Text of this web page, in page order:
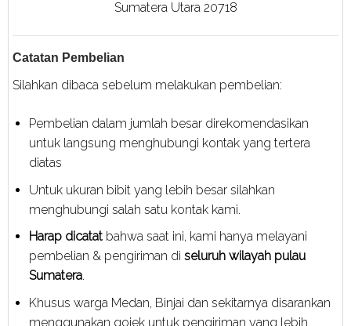
Sumatera Utara 20718
Catatan Pembelian
Silahkan dibaca sebelum melakukan pembelian:
Pembelian dalam jumlah besar direkomendasikan
untuk langsung menghubungi kontak yang tertera
diatas
Untuk ukuran bibit yang lebih besar silahkan
menghubungi salah satu kontak kami.
Harap dicatatbahwa saat ini, kami hanya melayani
pembelian & pengiriman di seluruh wilayah pulau
Sumatera.
Khusus warga Medan, Binjai dan sekitarnya disarankan
menggunakan gojek untuk pengiriman yang lebih